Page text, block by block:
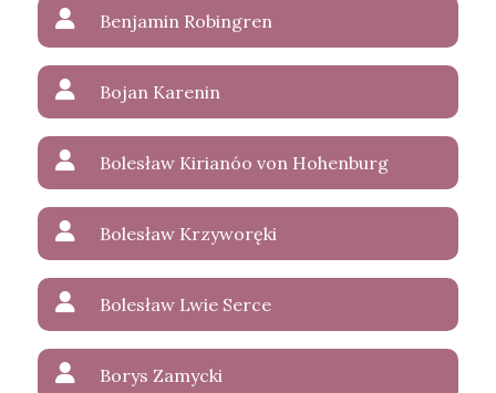
Benjamin Robingren
Bojan Karenin
Bolesław Kirianóo von Hohenburg
Bolesław Krzyworęki
Bolesław Lwie Serce
Borys Zamycki